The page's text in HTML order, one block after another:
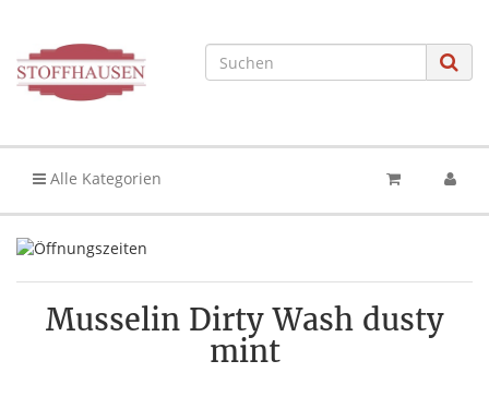
Alle Kategorien
Musselin Dirty Wash dusty
mint